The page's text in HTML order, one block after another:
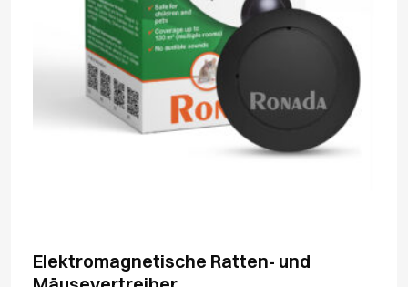
Elektromagnetische Ratten- und